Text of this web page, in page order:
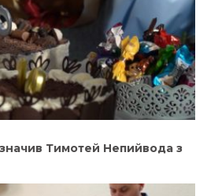
Тимотей Непийвода з